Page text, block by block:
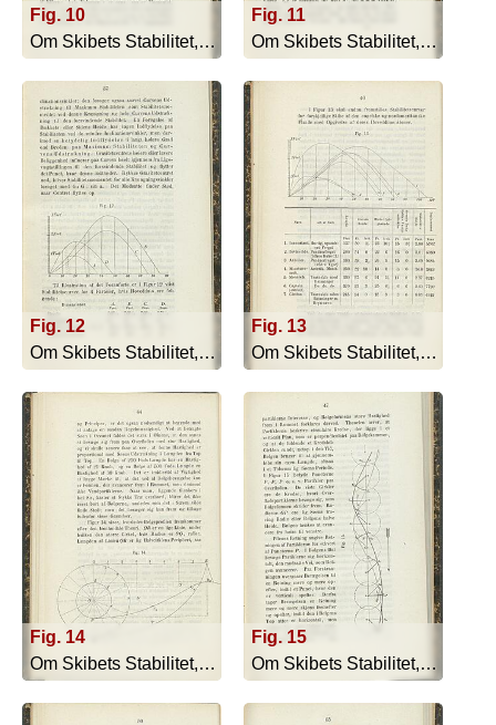
Fig. 10
Om Skibets Stabilitet, Bevægelser I S... - 1879
Fig. 11
Om Skibets Stabilitet, Bevægelser I S... - 1879
Fig. 12
Om Skibets Stabilitet, Bevægelser I S... - 1879
Fig. 13
Om Skibets Stabilitet, Bevægelser I S... - 1879
Fig. 14
Om Skibets Stabilitet, Bevægelser I S... - 1879
Fig. 15
Om Skibets Stabilitet, Bevægelser I S... - 1879